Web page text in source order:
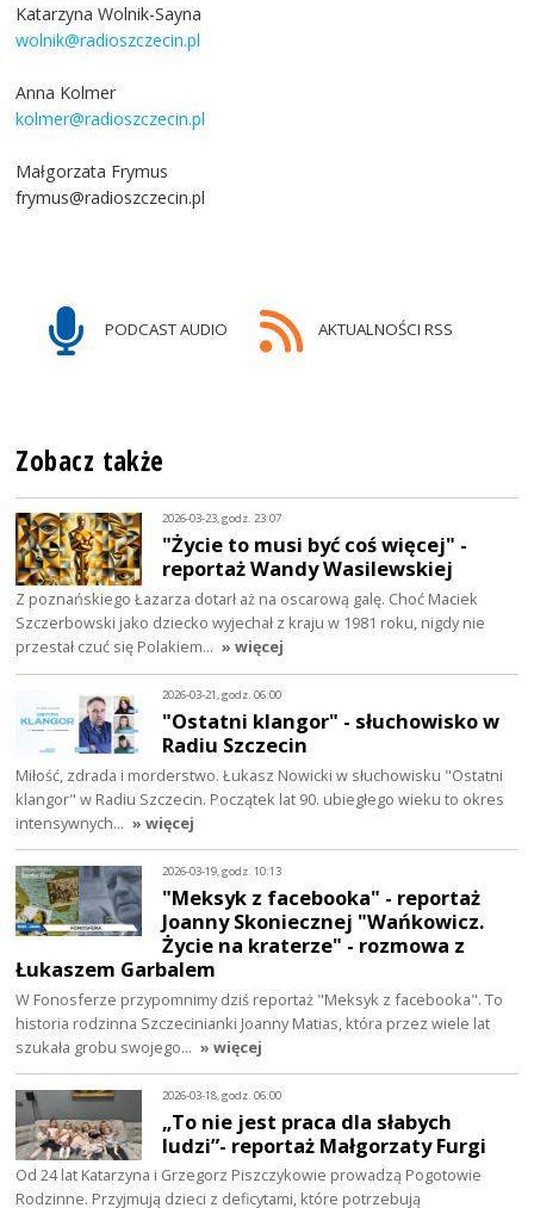
Katarzyna Wolnik-Sayna
wolnik@radioszczecin.pl
Anna Kolmer
kolmer@radioszczecin.pl
Małgorzata Frymus
frymus@radioszczecin.pl
PODCAST AUDIO AKTUALNOŚCI RSS
Zobacz także
2026-03-23, godz. 23:07
"Życie to musi być coś więcej" -
reportaż Wandy Wasilewskiej
Z poznańskiego Łazarza dotarł aż na oscarową galę. Choć Maciek
Szczerbowski jako dziecko wyjechał z kraju w 1981 roku, nigdy nie
przestał czuć się Polakiem… » więcej
2026-03-21, godz. 06:00
"Ostatni klangor" - słuchowisko w
Radiu Szczecin
Miłość, zdrada i morderstwo. Łukasz Nowicki w słuchowisku "Ostatni
klangor" w Radiu Szczecin. Początek lat 90. ubiegłego wieku to okres
intensywnych… » więcej
2026-03-19, godz. 10:13
"Meksyk z facebooka" - reportaż
Joanny Skoniecznej "Wańkowicz.
Życie na kraterze" - rozmowa z
Łukaszem Garbalem
W Fonosferze przypomnimy dziś reportaż "Meksyk z facebooka". To
historia rodzinna Szczecinianki Joanny Matias, która przez wiele lat
szukała grobu swojego… » więcej
2026-03-18, godz. 06:00
„To nie jest praca dla słabych
ludzi”- reportaż Małgorzaty Furgi
Od 24 lat Katarzyna i Grzegorz Piszczykowie prowadzą Pogotowie
Rodzinne. Przyjmują dzieci z deficytami, które potrzebują